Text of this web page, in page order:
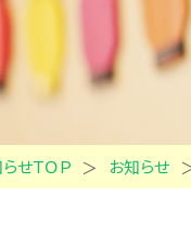
せＴＯＰ お知らせ